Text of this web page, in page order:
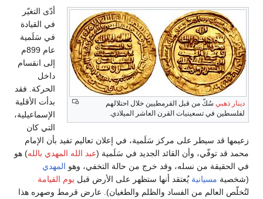
دينار ذهبي سُكّ من قبل القرمطيين خلال احتلالهم
لفلسطين في تسعينيات القرن العاشر الميلادي.
أدّى التغيّر
في القيادة
في سَلَمية
عام 899م
إلى انقسام
داخل
الحركة. فقد
بدأت الأقلية
الإسماعيلية،
التي كان
زعيمها قد سيطر على مركز سَلَمية، في إعلان تعاليم تفيد بأن الإمام
محمد قد توفّي، وأن القائد الجديد في سَلَمية ( عبد الله المهدي بالله) هو
في الحقيقة من نسله، وقد خرج من حالة التخفي، وهو المهدي
(شخصية مسيانيةيُعتقد أنها ستظهر على الأرض قبل يوم القيامة
لتُخلّص العالم من الفساد والظلم والطغيان). عارض قرمط وصهره هذا